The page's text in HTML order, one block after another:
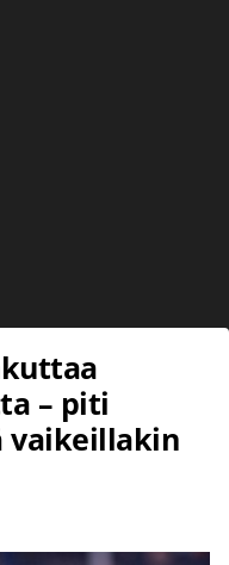
– piti
vaikeillakin